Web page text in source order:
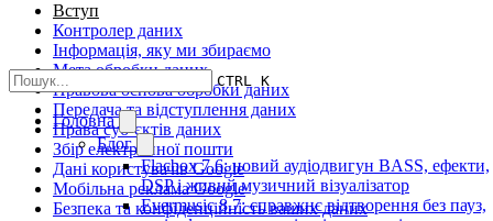
CTRL K
Головна
Блог
Flacbox 7.6: новий аудіодвигун BASS, ефекти,
DSP і живий музичний візуалізатор
Evermusic 8.7: справжнє відтворення без пауз,
Вступ
Контролер даних
Інформація, яку ми збираємо
Мета обробки даних
Правова основа обробки даних
Передача та відступлення даних
Права суб’єктів даних
Збір електронної пошти
Дані користувачів Google
Мобільна реклама Google
Безпека та конфіденційність ваших даних